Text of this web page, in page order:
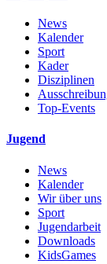
News
Kalender
Sport
Kader
Disziplinen
Top-Events
Jugend
News
Kalender
Wir über uns
Sport
Jugendarbeit
Downloads
KidsGames